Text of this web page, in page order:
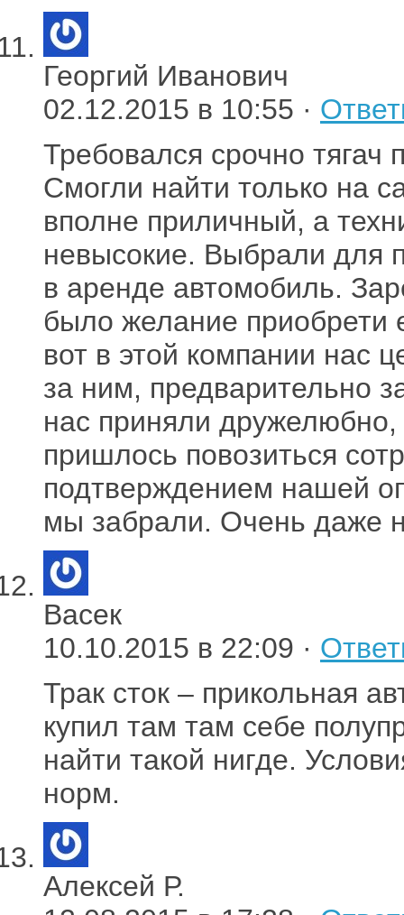
Георгий Иванович
02.12.2015 в 10:55 ·
Требовался срочно
Смогли найти только на
вполне приличный, а
невысокие. Выбрали для
в аренде автомобиль.
было желание приобрети
вот в этой компании нас
за ним, предварительно
нас приняли
пришлось повозиться
подтверждением нашей
мы забрали. Очень даже
Васек
10.10.2015 в 22:09 ·
Трак сток – прикольная
купил там там себе
найти такой нигде.
норм.
Алексей Р.